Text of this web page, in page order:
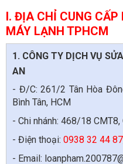
I. ĐỊA CHỈ CUNG
MÁY LẠNH TPHCM
1. CÔNG TY DỊCH VỤ
AN
- Đ/C: 261/2 Tân Hòa
Bình Tân, HCM
- Chi nhánh: 468/18 CMT8,
- Điện thoại: 0938 32 44
- Email: